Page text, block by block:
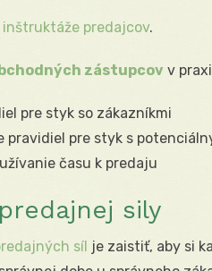
inštruktáže predajcov.
zástupcov v
pre styk so zákazníkmi
pravidiel pre styk s
času k predaju
sily
síl je zaistiť, aby si